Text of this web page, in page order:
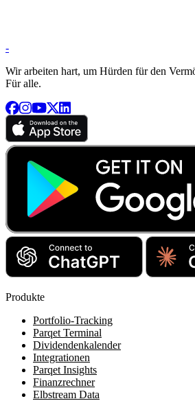
-
Wir arbeiten hart, um Hürden für den
Für alle.
Produkte
Portfolio-Tracking
Parqet Terminal
Dividendenkalender
Integrationen
Parqet Insights
Finanzrechner
Elbstream Data